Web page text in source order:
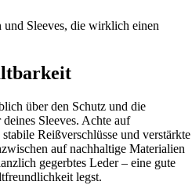
und Sleeves, die wirklich einen
über den Schutz und die
Sleeves. Achte auf
Reißverschlüsse und verstärkte
auf nachhaltige Materialien
gegerbtes Leder – eine gute
legst.